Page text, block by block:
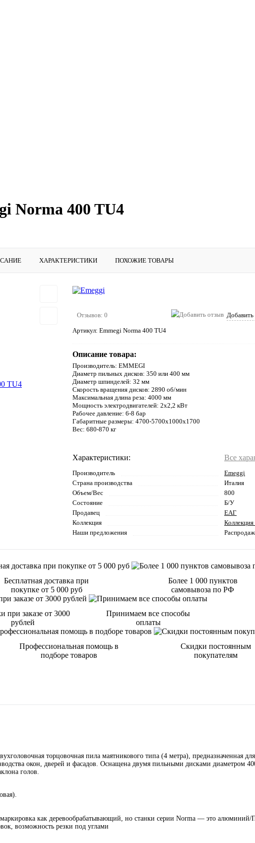
Norma 400 TU4
ХАРАКТЕРИСТИКИ ПОХОЖИЕ ТОВАРЫ
Отзывов: 0 Добавить
Артикул: Emmegi Norma 400 TU4
Описание товара:
Производитель: EMMEGI
Диаметр пильных дисков: 350 или 400 мм
Диаметр шпинделей: 32 мм
Скорость вращения дисков: 2890 об/мин
Максимальная длина реза: 4000 мм
Мощность электродвигателей: 2х2,2 кВт
Рабочее давление: 6-8 бар
Габаритные размеры: 4700-5700х1000х1700
Вес: 680-870 кг
Характеристики: Все
Производитель
Emeggi
Страна производства
Италия
Объем/Вес
800
Состояние
Б/У
Продавец
ЕАГ
Коллекция
Наши предложения
Бесплатная доставка при
покупке от 5 000 руб
Более 1 000 пунктов
самовывоза по РФ
при заказе от 3000
рублей
Принимаем все способы
оплаты
Профессиональная помощь в
подборе товаров
Скидки постоянным
покупателям
торцовочная пила маятникового типа (4 метра), предназначенная
окон, дверей и фасадов. Оснащена двумя пильными дисками диаметром
голов.
как деревообрабатывающий, но станки серии Norma — это
возможность резки под углами